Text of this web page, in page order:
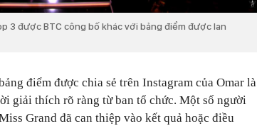
3 được BTC công bố khác với bảng điểm được lan
điểm được chia sẻ trên Instagram của Omar là
giải thích rõ ràng từ ban tổ chức. Một số người
Grand đã can thiệp vào kết quả hoặc điều